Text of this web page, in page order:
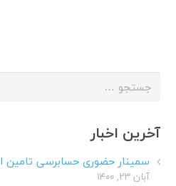
جستجو
آخرین اخبار
سمینار حضوری حسابرسی تامین
آبان ۲۳, ۱۴۰۰